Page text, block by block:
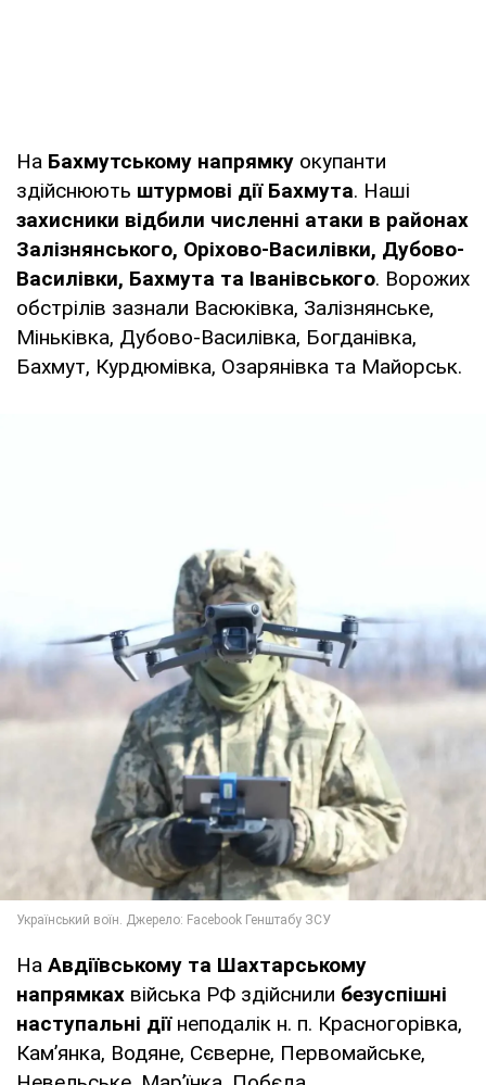
На Бахмутському напрямку окупанти
здійснюють штурмові дії Бахмута. Наші
захисники відбили численні атаки в районах
Залізнянського, Оріхово-Василівки, Дубово-
Василівки, Бахмута та Іванівського. Ворожих
обстрілів зазнали Васюківка, Залізнянське,
Міньківка, Дубово-Василівка, Богданівка,
Бахмут, Курдюмівка, Озарянівка та Майорськ.
На Авдіївському та Шахтарському
напрямках війська РФ здійснили безуспішні
наступальні дії неподалік н. п. Красногорівка,
Кам’янка, Водяне, Сєверне, Первомайське,